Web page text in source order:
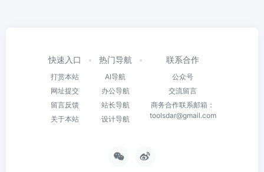
快速入口
打赏本站
网址提交
留言反馈
关于本站
热门导航
AI导航
办公导航
站长导航
设计导航
联系合作
公众号
交流留言
商务合作联系邮箱：
toolsdar@gmail.com